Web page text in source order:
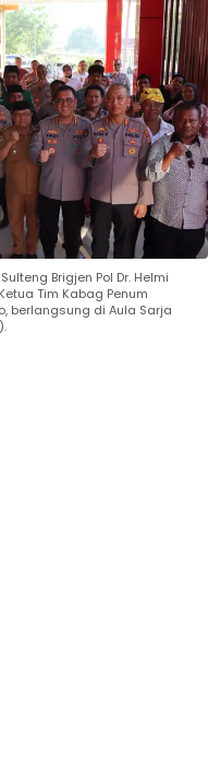
Brigjen Pol Dr. Helmi
Tim Kabag Penum
berlangsung di Aula Sarja